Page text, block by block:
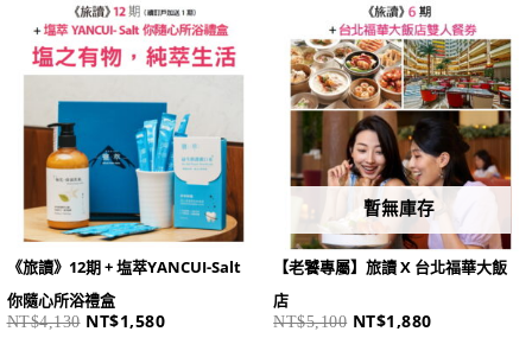
《旅讀》12期 + 塩萃YANCUI-Salt
你隨心所浴禮盒
NT$4,130
始
價
格：
NT$4,130。
NT$1,580
前
價
格：
NT$1,580。
暫無庫存
【老饕專屬】旅讀 X 台北福華大飯
店
NT$5,100
始
價
格：
NT$5,100。
NT$1,880
前
價
格：
NT$1,880。